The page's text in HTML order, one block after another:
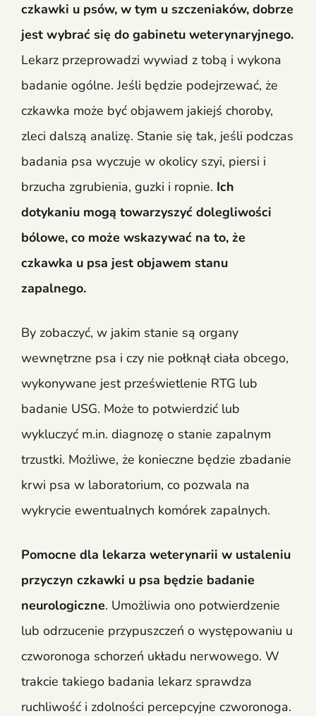
czkawki u psów, w tym u szczeniaków, dobrze
jest wybrać się do gabinetu weterynaryjnego.
Lekarz przeprowadzi wywiad z tobą i wykona
badanie ogólne. Jeśli będzie podejrzewać, że
czkawka może być objawem jakiejś choroby,
zleci dalszą analizę. Stanie się tak, jeśli podczas
badania psa wyczuje w okolicy szyi, piersi i
brzucha zgrubienia, guzki i ropnie. Ich
dotykaniu mogą towarzyszyć dolegliwości
bólowe, co może wskazywać na to, że
czkawka u psa jest objawem stanu
zapalnego.
By zobaczyć, w jakim stanie są organy
wewnętrzne psa i czy nie połknął ciała obcego,
wykonywane jest prześwietlenie RTG lub
badanie USG. Może to potwierdzić lub
wykluczyć m.in. diagnozę o stanie zapalnym
trzustki. Możliwe, że konieczne będzie zbadanie
krwi psa w laboratorium, co pozwala na
wykrycie ewentualnych komórek zapalnych.
Pomocne dla lekarza weterynarii w ustaleniu
przyczyn czkawki u psa będzie badanie
neurologiczne. Umożliwia ono potwierdzenie
lub odrzucenie przypuszczeń o występowaniu u
czworonoga schorzeń układu nerwowego. W
trakcie takiego badania lekarz sprawdza
ruchliwość i zdolności percepcyjne czworonoga.